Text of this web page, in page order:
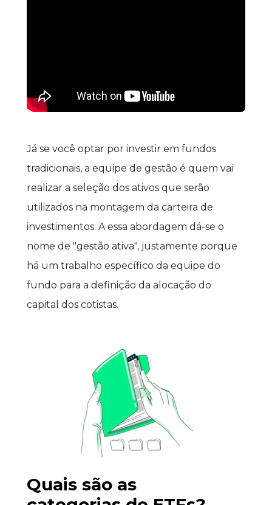
Já se você optar por investir em fundos
tradicionais, a equipe de gestão é quem vai
realizar a seleção dos ativos que serão
utilizados na montagem da carteira de
investimentos. A essa abordagem dá-se o
nome de "gestão ativa", justamente porque
há um trabalho específico da equipe do
fundo para a definição da alocação do
capital dos cotistas.
Quais são as